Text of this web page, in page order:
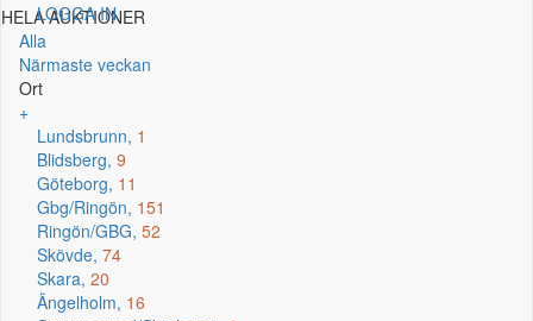
LOGGA IN
HELA AUKTIONER
Alla
Närmaste veckan
Ort
+
Lundsbrunn, 1
Blidsberg, 9
Göteborg, 11
Gbg/Ringön, 151
Ringön/GBG, 52
Skövde, 74
Skara, 20
Ängelholm, 16